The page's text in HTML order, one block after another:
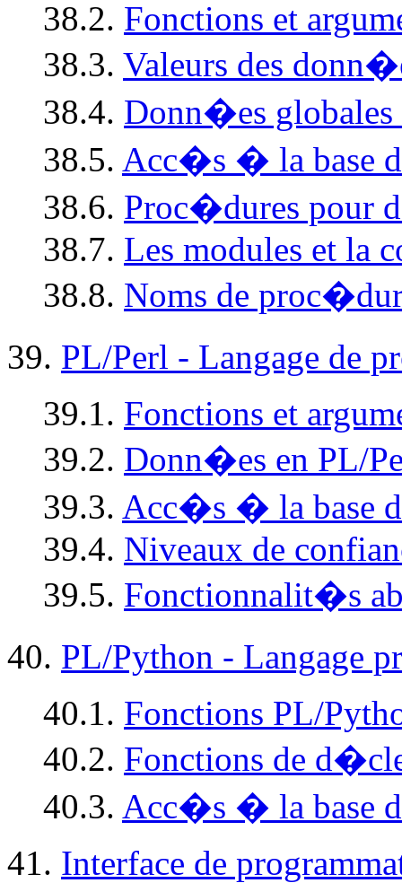
38.2. Fonctions et
38.3. Valeurs des
38.4. Donn�es globales
38.5. Acc�s � la base
38.6. Proc�dures pour
38.7. Les modules et la
38.8. Noms de
39. PL/Perl - Langage de
39.1. Fonctions et
39.2. Donn�es en PL/
39.3. Acc�s � la base
39.4. Niveaux de
39.5. Fonctionnalit�s
40. PL/Python - Langage
40.1. Fonctions PL/
40.2. Fonctions de
40.3. Acc�s � la base
41. Interface de